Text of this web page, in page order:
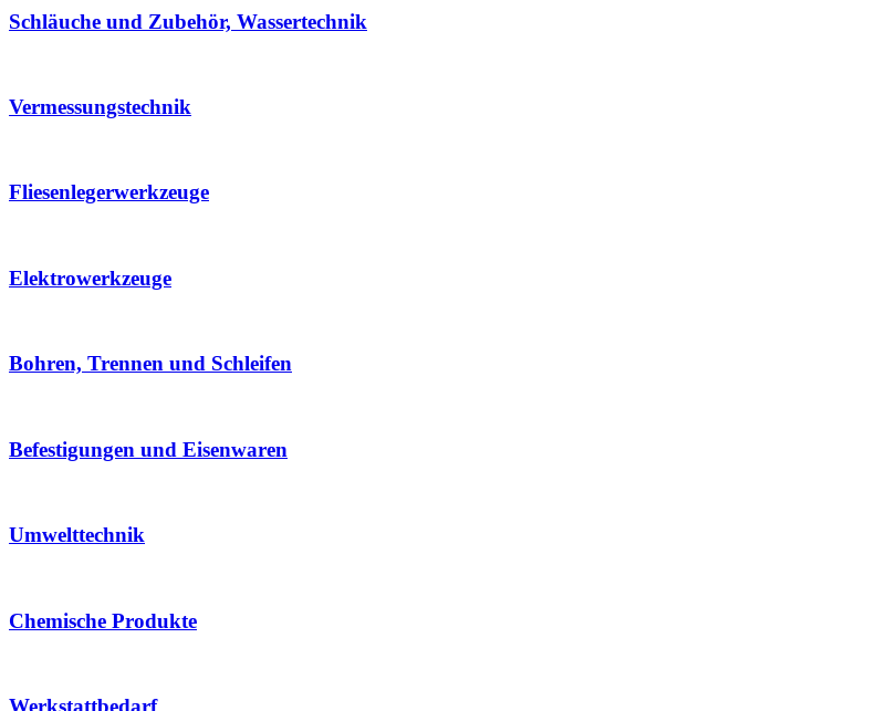
Schläuche und Zubehör, Wassertechnik
Vermessungstechnik
Fliesenlegerwerkzeuge
Elektrowerkzeuge
Bohren, Trennen und Schleifen
Befestigungen und Eisenwaren
Umwelttechnik
Chemische Produkte
Werkstattbedarf